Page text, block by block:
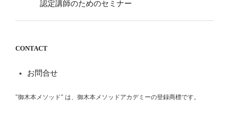
認定講師のためのセミナー
CONTACT
お問合せ
"御木本メソッド" は、御木本メソッドアカデミーの登録商標です。